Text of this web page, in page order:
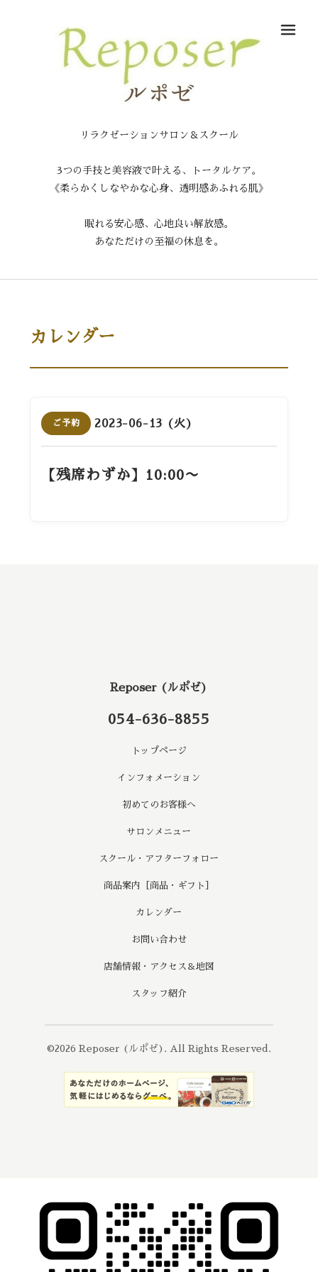
リラクゼーションサロン＆スクール
3つの手技と美容液で叶える、トータルケア。
《柔らかくしなやかな心身、透明感あふれる肌》
眠れる安心感、心地良い解放感。
あなただけの至福の休息を。
カレンダー
ご予約 2023-06-13 (火)
【残席わずか】10:00〜
Reposer (ルポゼ)
054-636-8855
トップページ
インフォメーション
初めてのお客様へ
サロンメニュー
スクール・アフターフォロー
商品案内［商品・ギフト］
カレンダー
お問い合わせ
店舗情報・アクセス＆地図
スタッフ紹介
©2026 Reposer (ルポゼ) . All Rights Reserved.